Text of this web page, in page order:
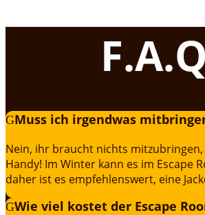
F.A.Q
Muss ich irgendwas
Nein, ihr braucht nichts
Handy! Im Winter kann es im Escape
daher ist es empfehlenswert, eine
Wie viel kostet der Escape